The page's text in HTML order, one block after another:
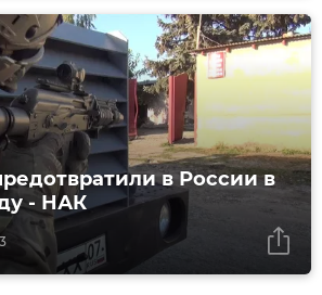
в России в
- НАК